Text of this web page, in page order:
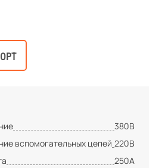
380В
вспомогательных цепей 220В
250А